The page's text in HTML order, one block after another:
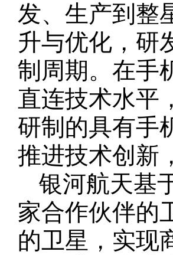
发、生产到整
升与优化，研
制周期。在手
直连技术水平
研制的具有手
推进技术创新
银河航天基
家合作伙伴的
的卫星，实现